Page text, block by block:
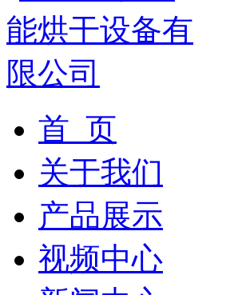
首 页
关于我们
产品展示
视频中心